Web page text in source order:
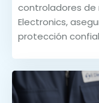
controladores de
Electronics,
protección